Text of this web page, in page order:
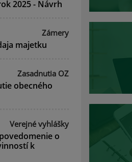
2025 - Návrh
Zámery
majetku
Zasadnutia OZ
obecného
Verejné vyhlášky
o
k